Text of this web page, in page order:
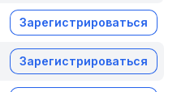
Зарегистрироваться
Зарегистрироваться